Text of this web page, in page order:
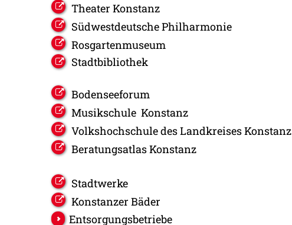
Theater Konstanz
Südwestdeutsche Philharmonie
Rosgartenmuseum
Stadtbibliothek
Bodenseeforum
Musikschule Konstanz
Volkshochschule des Landkreises Konstanz
Beratungsatlas Konstanz
Stadtwerke
Konstanzer Bäder
Entsorgungsbetriebe